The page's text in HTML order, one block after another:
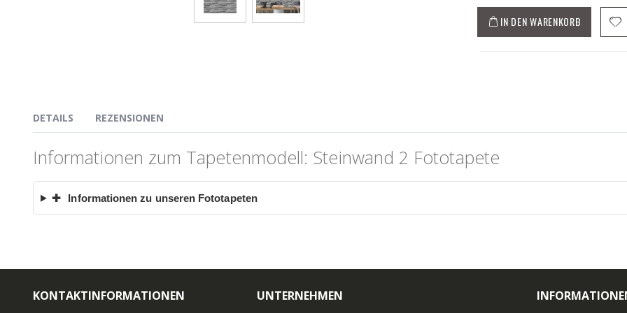
IN DEN WARENKORB
DETAILS
Informationen zum Tapetenmodell: Steinwand 2 Fototapete
✚ Informationen zu unseren Fototapeten
REZENSIONEN
KONTAKTINFORMATIONEN UNTERNEHMEN